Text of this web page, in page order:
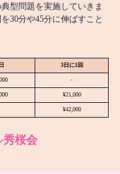
型問題を実施していきま
30分や45分に伸ばすこと
3日に1回
-
¥21,000
¥42,000
秀桜会